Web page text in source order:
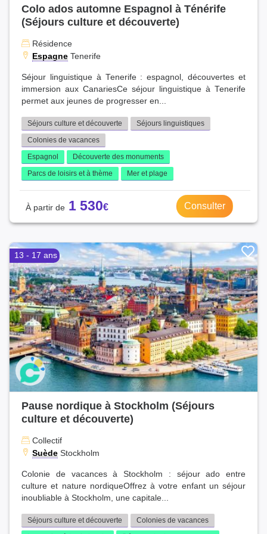
Maine-et-Loire (18)
Rhône (17)
Saône-et-Loire (17)
Var (17)
Marne (17)
Paris (16)
Vienne (16)
Vosges (15)
Haute-Saône (15)
Puy-de-Dôme (15)
Ille-et-Vilaine (14)
Val-de-Marne (14)
Dordogne (14)
Finistère (14)
Aisne (13)
Doubs (13)
Pas-de-Calais (13)
Loir-et-Cher (13)
Loiret (12)
Vaucluse (12)
Indre (12)
Loire (12)
Somme (11)
Charente (11)
Moselle (11)
Deux-Sèvres (11)
Allier (11)
Tarn (10)
Ardèche (10)
Landes (10)
Yonne (10)
Oise (10)
Indonésie (1)
Japon (1)
Colo ados automne Espagnol à Ténérife
(Séjours culture et découverte)
Résidence
Espagne Tenerife
Séjour linguistique à Tenerife : espagnol, découvertes et
immersion aux CanariesCe séjour linguistique à Tenerife
permet aux jeunes de progresser en...
Séjours culture et découverte
Séjours linguistiques
Colonies de vacances
Espagnol
Découverte des monuments
Parcs de loisirs et à thème
Mer et plage
1 530 Consulter
13 - 17 ans
Pause nordique à Stockholm (Séjours
culture et découverte)
Collectif
Suède Stockholm
Colonie de vacances à Stockholm : séjour ado entre
culture et nature nordiqueOffrez à votre enfant un séjour
inoubliable à Stockholm, une capitale...
Séjours culture et découverte
Colonies de vacances